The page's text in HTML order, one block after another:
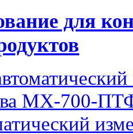
для
МХ-700-